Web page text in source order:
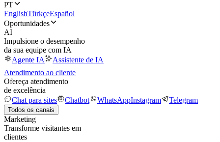
PT
EnglishTürkçeEspañol
Oportunidades
AI
Impulsione o desempenho
da sua equipe com IA
Agente IA
Assistente de IA
Atendimento ao cliente
Ofereça atendimento
de excelência
Chat para sites
Chatbot WhatsAppInstagram Telegram
Todos os canais
Marketing
Transforme visitantes em
clientes